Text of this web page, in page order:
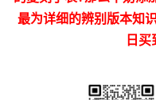
最为详细的辨别版本知
日买